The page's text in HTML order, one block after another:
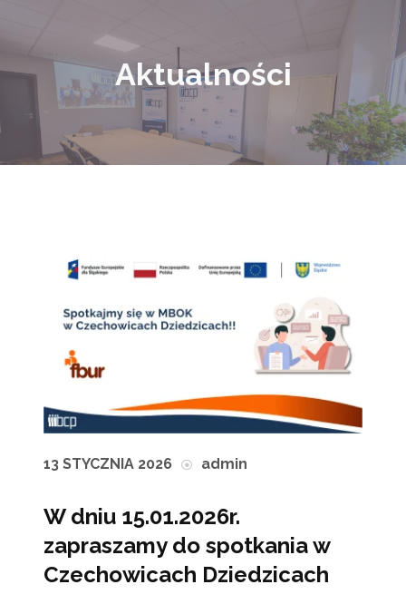
Aktualności
13 STYCZNIA 2026 admin
W dniu 15.01.2026r.
zapraszamy do spotkania w
Czechowicach Dziedzicach